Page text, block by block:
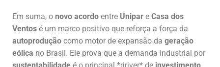
Em suma, o novo acordo entre Unipar e Casa dos
Ventos é um marco positivo que reforça a força da
autoprodução como motor de expansão da geração
eólica no Brasil. Ele prova que a demanda industrial por